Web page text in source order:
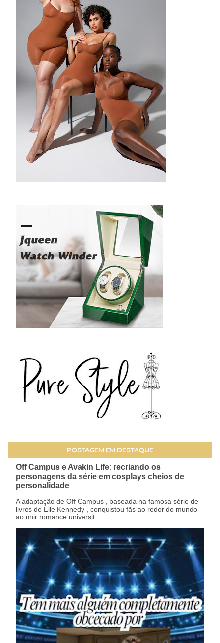
POSTAGEM EM DESTAQUE
Off Campus e Avakin Life: recriando os
personagens da série em cosplays cheios de
personalidade
A adaptação de Off Campus , baseada na famosa série de
livros de Elle Kennedy , conquistou fãs ao redor do mundo
ao unir romance universit...